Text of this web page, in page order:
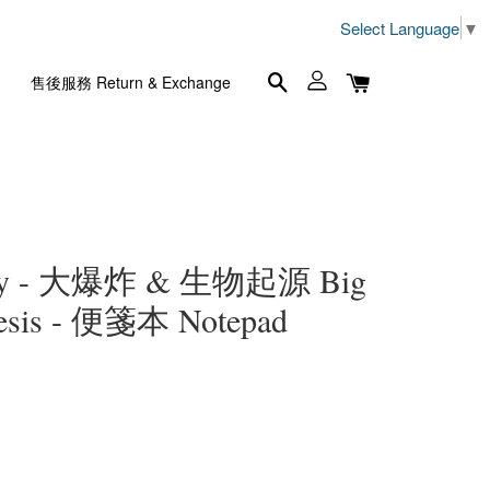
Select Language ▼
售後服務 Return & Exchange
- 大爆炸 & 生物起源 Big
- 便箋本 Notepad